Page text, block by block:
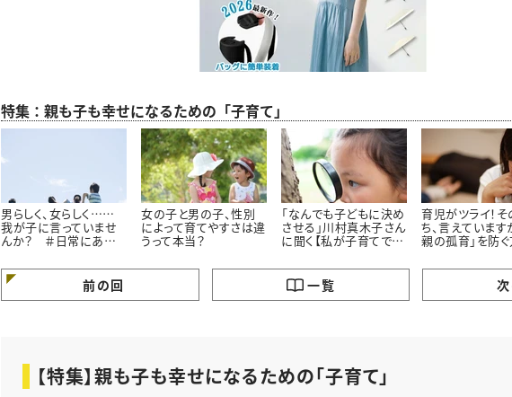
特集：親も子も幸せになるための「子育て」
男らしく、女らしく……
我が子に言っていませ
んか？ ＃日常にある
女の子と男の子、性別
によって育てやすさは違
うって本当？
「なんでも子どもに決め
させる」川村真木子さん
に聞く【私が子育てで大
と】
育児がツライ！
ち、言えています
親の孤育」を防
前の回 一覧
【特集】親も子も幸せになるための「子育て」